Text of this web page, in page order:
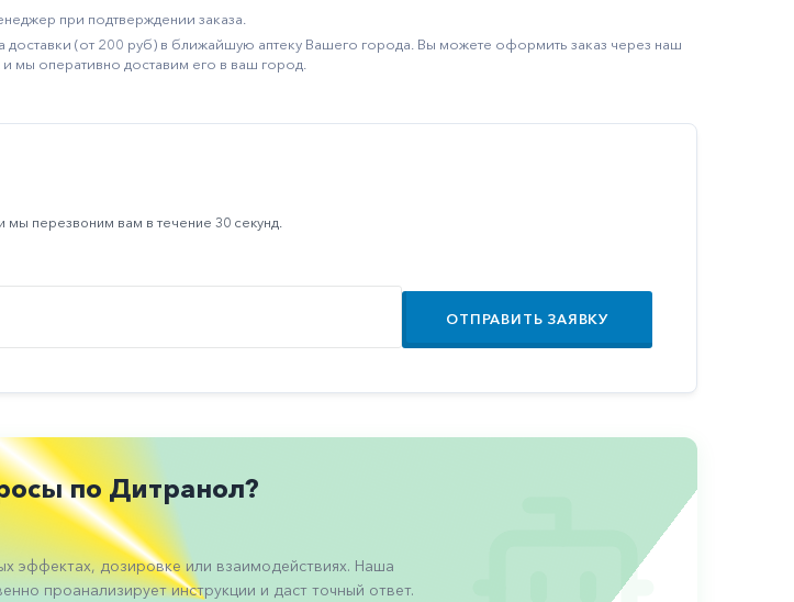
при подтверждении заказа.
доставки (от 200 руб) в ближайшую аптеку Вашего города. Вы можете оформить заказ через наш
мы оперативно доставим его в ваш город.
мы перезвоним вам в течение 30 секунд.
ОТПРАВИТЬ ЗАЯВКУ
по Дитранол?
эффектах, дозировке или взаимодействиях. Наша
проанализирует инструкции и даст точный ответ.